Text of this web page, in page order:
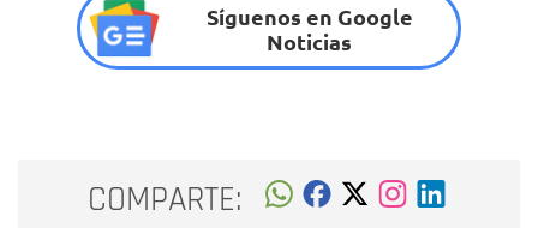
Síguenos en Google
Noticias
COMPARTE: